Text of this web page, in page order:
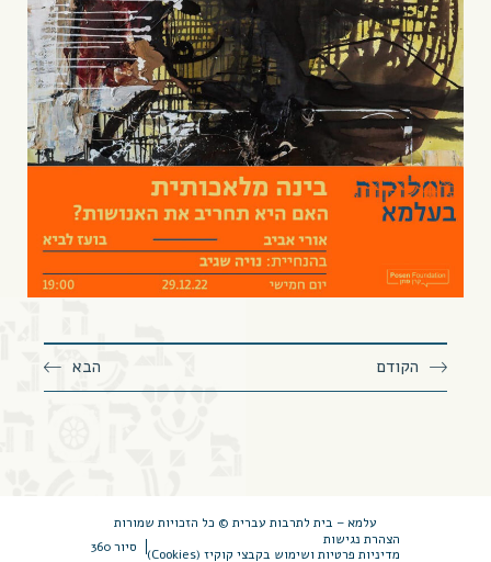
הקודם הבא
עלמא – בית לתרבות עברית © כל הזכויות שמורות
הצהרת נגישות
מדיניות פרטיות ושימוש בקבצי קוקיז (Cookies)
סיור 360